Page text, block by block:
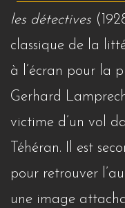
les détectives
classique de la
à l’écran pour la
Gerhard
victime d’un vol
Téhéran. Il est
pour retrouver
une image